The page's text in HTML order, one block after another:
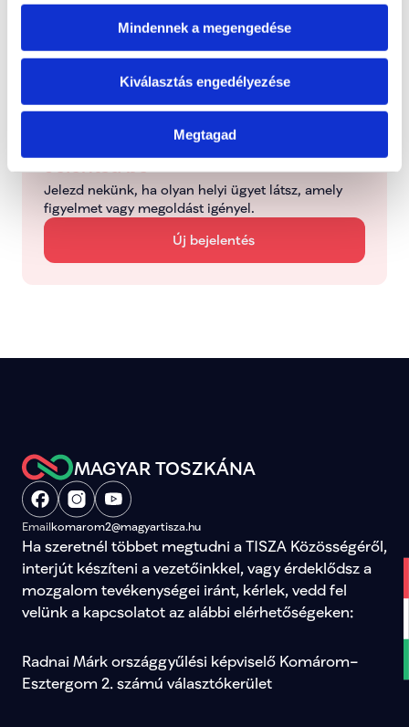
Mindennek a megengedése
Kiválasztás engedélyezése
Megtagad
Kezelve
Jelentsd be
Jelezd nekünk, ha olyan helyi ügyet látsz, amely
figyelmet vagy megoldást igényel.
Új bejelentés
MAGYAR TOSZKÁNA
Emailkomarom2@magyartisza.hu
Ha szeretnél többet megtudni a TISZA Közösségéről,
interjút készíteni a vezetőinkkel, vagy érdeklődsz a
mozgalom tevékenységei iránt, kérlek, vedd fel
velünk a kapcsolatot az alábbi elérhetőségeken:
Radnai Márk országgyűlési képviselő Komárom–
Esztergom 2. számú választókerület